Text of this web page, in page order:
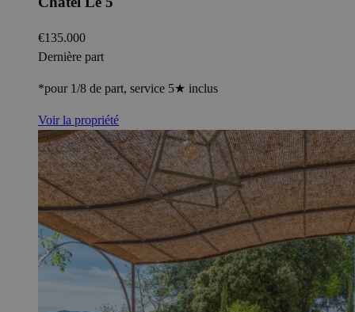
€135.000
Dernière part
*pour 1/8 de part, service 5★ inclus
Voir la propriété